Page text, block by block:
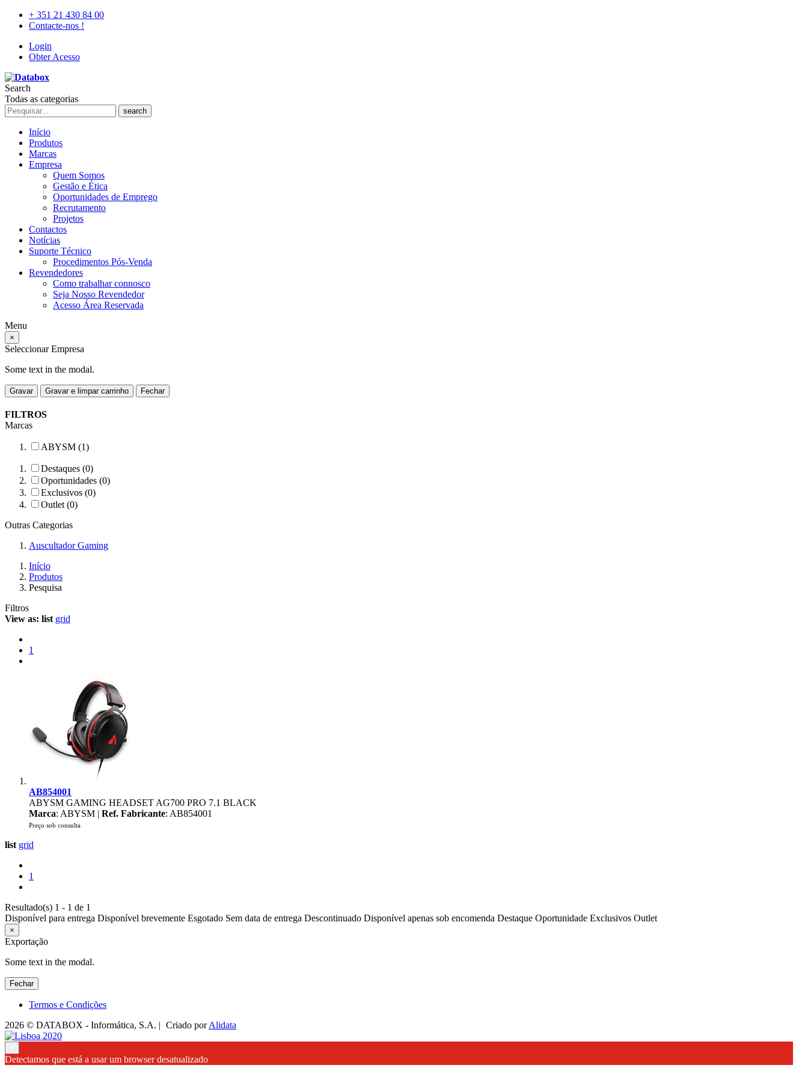
+ 351 21 430 84 00
Contacte-nos !
Login
Obter Acesso
Search
Todas as categorias
search
Início
Produtos
Marcas
Empresa
Quem Somos
Gestão e Ética
Oportunidades de Emprego
Recrutamento
Projetos
Contactos
Notícias
Suporte Técnico
Procedimentos Pós-Venda
Revendedores
Como trabalhar connosco
Seja Nosso Revendedor
Acesso Área Reservada
Menu
×
Seleccionar Empresa
Some text in the modal.
Gravar Gravar e limpar carrinho Fechar
FILTROS
Marcas
ABYSM (1)
Destaques (0)
Oportunidades (0)
Exclusivos (0)
Outlet (0)
Outras Categorias
Auscultador Gaming
Início
Produtos
Pesquisa
Filtros
View as: list grid
1
AB854001
ABYSM GAMING HEADSET AG700 PRO 7.1 BLACK
Marca: ABYSM | Ref. Fabricante: AB854001
Preço sob consulta
list grid
1
Resultado(s) 1 - 1 de 1
Disponível para entrega Disponível brevemente Esgotado Sem data de entrega Descontinuado Disponível apenas sob encomenda Destaque Oportunidade Exclusivos Outlet
×
Exportação
Some text in the modal.
Fechar
Termos e Condições
2026 © DATABOX - Informática, S.A. | Criado porAlidata
Detectamos que está a usar um browser desatualizado